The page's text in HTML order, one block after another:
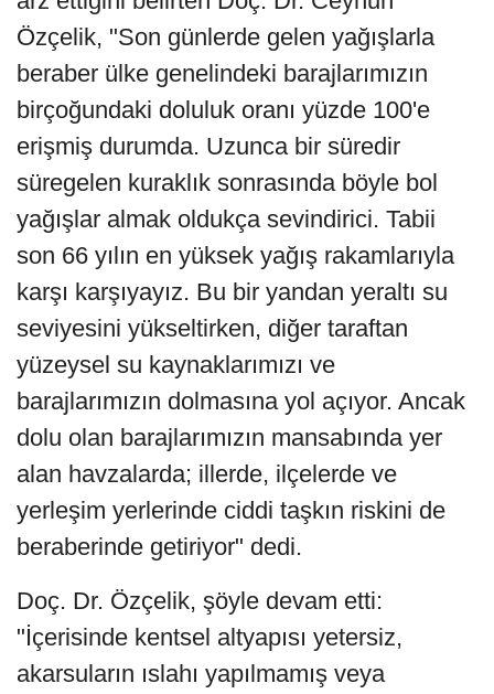
Özçelik, "Son günlerde gelen yağışlarla
beraber ülke genelindeki barajlarımızın
birçoğundaki doluluk oranı yüzde 100'e
erişmiş durumda. Uzunca bir süredir
süregelen kuraklık sonrasında böyle bol
yağışlar almak oldukça sevindirici. Tabii
son 66 yılın en yüksek yağış rakamlarıyla
karşı karşıyayız. Bu bir yandan yeraltı su
seviyesini yükseltirken, diğer taraftan
yüzeysel su kaynaklarımızı ve
barajlarımızın dolmasına yol açıyor. Ancak
dolu olan barajlarımızın mansabında yer
alan havzalarda; illerde, ilçelerde ve
yerleşim yerlerinde ciddi taşkın riskini de
beraberinde getiriyor" dedi.
Doç. Dr. Özçelik, şöyle devam etti:
"İçerisinde kentsel altyapısı yetersiz,
akarsuların ıslahı yapılmamış veya